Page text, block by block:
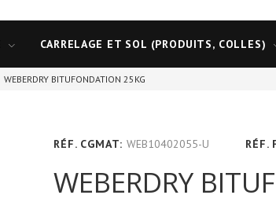
CARRELAGE ET SOL (PRODUITS, COLLES)
WEBERDRY BITUFONDATION 25KG
RÉF. CGMAT: WEB10402055-U RÉF.
WEBERDRY